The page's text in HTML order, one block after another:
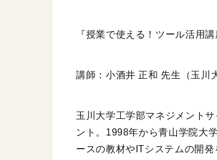
『授業で使える！ツール活用講
講師：小酒井 正和 先生（玉川
玉川大学工学部マネジメント
ント。1998年から青山学院大
ースの教材やITシステムの開